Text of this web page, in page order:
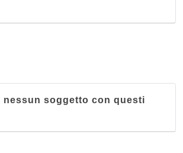
nessun soggetto con questi